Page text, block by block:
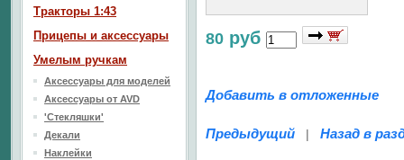
80 руб
Добавить в отложенные
Предыдущий | Назад в
Тракторы 1:43
Прицепы и аксессуары
Умелым ручкам
Аксессуары для моделей
Аксессуары от AVD
'Стекляшки'
Декали
Наклейки